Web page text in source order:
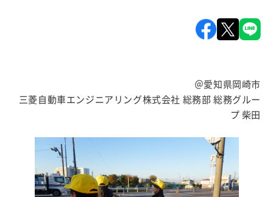
＠愛知県岡崎市
三菱自動車エンジニアリング株式会社 総務部 総務グルー
プ 柴田